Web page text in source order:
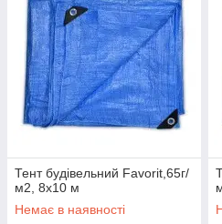
Тент будівельний Favorit,65г/
м2, 8х10 м
Немає в наявності